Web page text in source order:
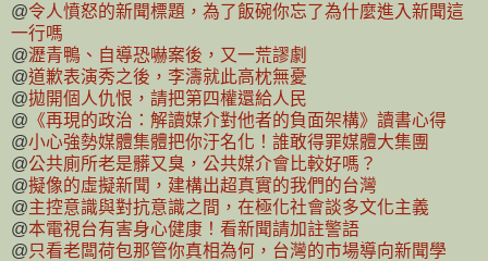
@令人憤怒的新聞標題，為了飯碗你忘了為什麼進入新聞這
一行嗎
@瀝青鴨、自導恐嚇案後，又一荒謬劇
@道歉表演秀之後，李濤就此高枕無憂
@拋開個人仇恨，請把第四權還給人民
@ 《再現的政治：解讀媒介對他者的負面架構》讀書心得
@小心強勢媒體集體把你汙名化！誰敢得罪媒體大集團
@公共廁所老是髒又臭，公共媒介會比較好嗎？
@擬像的虛擬新聞，建構出超真實的我們的台灣
@主控意識與對抗意識之間，在極化社會談多文化主義
@本電視台有害身心健康！看新聞請加註警語
@只看老闆荷包那管你真相為何，台灣的市場導向新聞學